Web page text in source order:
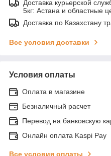
Доставка курьерской
5кг: Астана и областные
Доставка по Казахстану
Все условия доставки
Условия оплаты
Оплата в магазине
Безналичный расчет
Перевод на банковскую
Онлайн оплата Kaspi Pay
Все условия оплаты